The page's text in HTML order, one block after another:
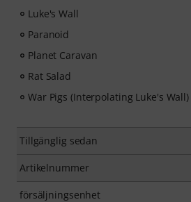
Luke's Wall
Paranoid
Planet Caravan
Rat Salad
War Pigs (Interpolating Luke's Wall)
Tillgänglig sedan
Artikelnummer
försäljningsenhet